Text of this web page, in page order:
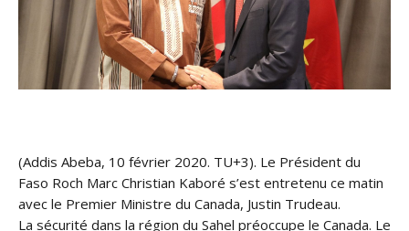
(Addis Abeba, 10 février 2020. TU+3). Le Président du
Faso Roch Marc Christian Kaboré s’est entretenu ce matin
avec le Premier Ministre du Canada, Justin Trudeau.
La sécurité dans la région du Sahel préoccupe le Canada. Le